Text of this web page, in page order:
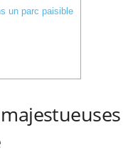
un parc paisible